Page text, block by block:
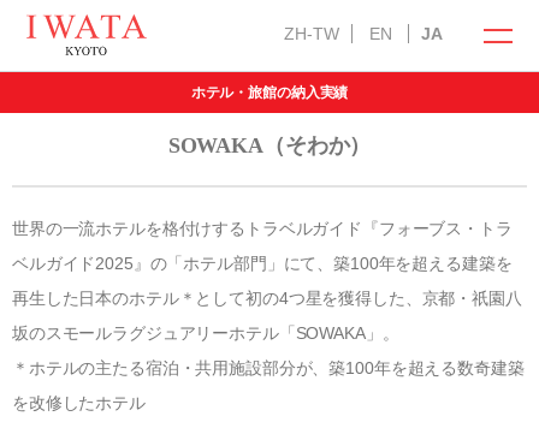
ラークオール キャメル敷きパッド 羽ぶとん
イワタ製品の特徴
自然素材の国産オーダー寝具
ホテル・旅館の納入実績
SOWAKA（そわか）
世界の一流ホテルを格付けするトラベルガイド『フォーブス・トラ
ベルガイド2025 』の「ホテル部門」にて、築100年を超える建築を
再生した日本のホテル＊として初の4つ星を獲得した、京都・祇園八
坂のスモールラグジュアリーホテル「 SOWAKA」。
＊ホテルの主たる宿泊・共用施設部分が、築100年を超える数奇建築
を改修したホテル
ZH-TW EN JA